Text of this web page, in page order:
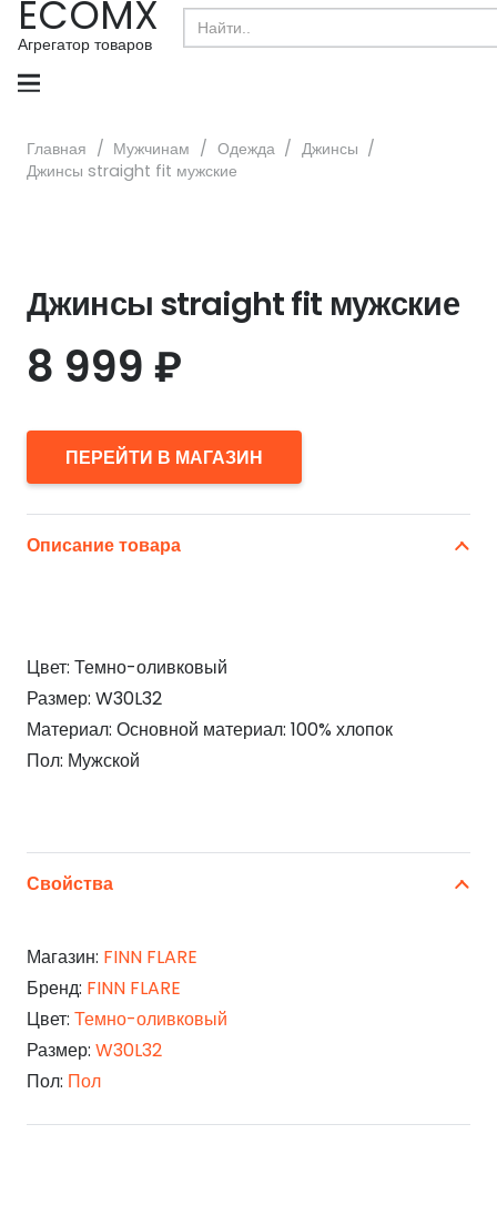
ECOMX
Агрегатор товаров
Search
for:
Главная / Мужчинам / Одежда / Джинсы /
Джинсы straight fit мужские
Джинсы straight fit мужские
8 999 ₽
ПЕРЕЙТИ В МАГАЗИН
Описание товара
Цвет: Темно-оливковый
Размер: W30L32
Материал: Основной материал: 100% хлопок
Пол: Мужской
Свойства
Магазин: FINN FLARE
Бренд: FINN FLARE
Цвет: Темно-оливковый
Размер: W30L32
Пол: Пол